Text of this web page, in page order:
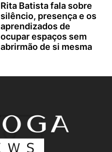
Rita Batista fala sobre
silêncio, presença e os
aprendizados de
ocupar espaços sem
abrirmão de si mesma